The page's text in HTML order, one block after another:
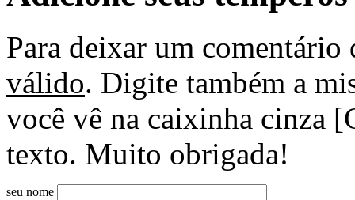
Para deixar um
válido. Digite também a
você vê na caixinha cinza
texto. Muito obrigada!
seu nome